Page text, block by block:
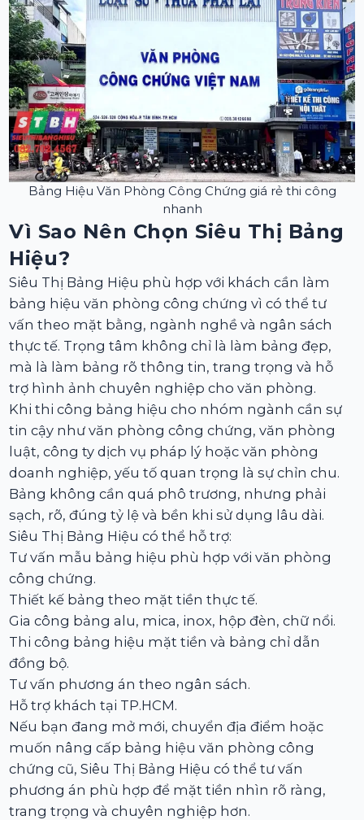
Bảng Hiệu Văn Phòng Công Chứng giá rẻ thi công
nhanh
Vì Sao Nên Chọn Siêu Thị Bảng
Hiệu?
Siêu Thị Bảng Hiệu phù hợp với khách cần làm
bảng hiệu văn phòng công chứng vì có thể tư
vấn theo mặt bằng, ngành nghề và ngân sách
thực tế. Trọng tâm không chỉ là làm bảng đẹp,
mà là làm bảng rõ thông tin, trang trọng và hỗ
trợ hình ảnh chuyên nghiệp cho văn phòng.
Khi thi công bảng hiệu cho nhóm ngành cần sự
tin cậy như văn phòng công chứng, văn phòng
luật, công ty dịch vụ pháp lý hoặc văn phòng
doanh nghiệp, yếu tố quan trọng là sự chỉn chu.
Bảng không cần quá phô trương, nhưng phải
sạch, rõ, đúng tỷ lệ và bền khi sử dụng lâu dài.
Siêu Thị Bảng Hiệu có thể hỗ trợ:
Tư vấn mẫu bảng hiệu phù hợp với văn phòng
công chứng.
Thiết kế bảng theo mặt tiền thực tế.
Gia công bảng alu, mica, inox, hộp đèn, chữ nổi.
Thi công bảng hiệu mặt tiền và bảng chỉ dẫn
đồng bộ.
Tư vấn phương án theo ngân sách.
Hỗ trợ khách tại TP.HCM.
Nếu bạn đang mở mới, chuyển địa điểm hoặc
muốn nâng cấp bảng hiệu văn phòng công
chứng cũ, Siêu Thị Bảng Hiệu có thể tư vấn
phương án phù hợp để mặt tiền nhìn rõ ràng,
trang trọng và chuyên nghiệp hơn.